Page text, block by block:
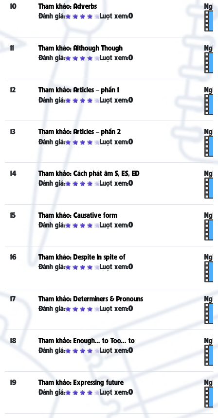
10
Tham khảo: Adverbs
Đánh giá:
Lượt xem:0
11
Tham khảo: Although Though
Đánh giá:
Lượt xem:0
12
Tham khảo: Articles – phần 1
Đánh giá:
Lượt xem:0
13
Tham khảo: Articles – phần 2
Đánh giá:
Lượt xem:0
14
Tham khảo: Cách phát âm S, ES, ED
Đánh giá:
Lượt xem:0
15
Tham khảo: Causative form
Đánh giá:
Lượt xem:0
16
Tham khảo: Despite In spite of
Đánh giá:
Lượt xem:0
17
Tham khảo: Determiners & Pronouns
Đánh giá:
Lượt xem:0
18
Tham khảo: Enough… to Too… to
Đánh giá:
Lượt xem:0
19
Tham khảo: Expressing future
Đánh giá:
Lượt xem:0